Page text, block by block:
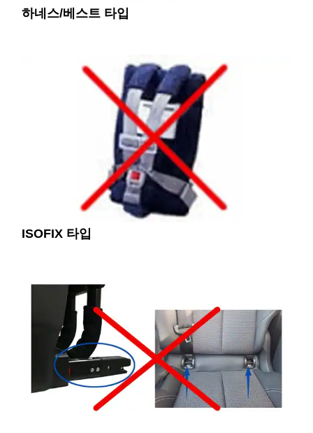
하네스/베스트 타입
ISOFIX 타입